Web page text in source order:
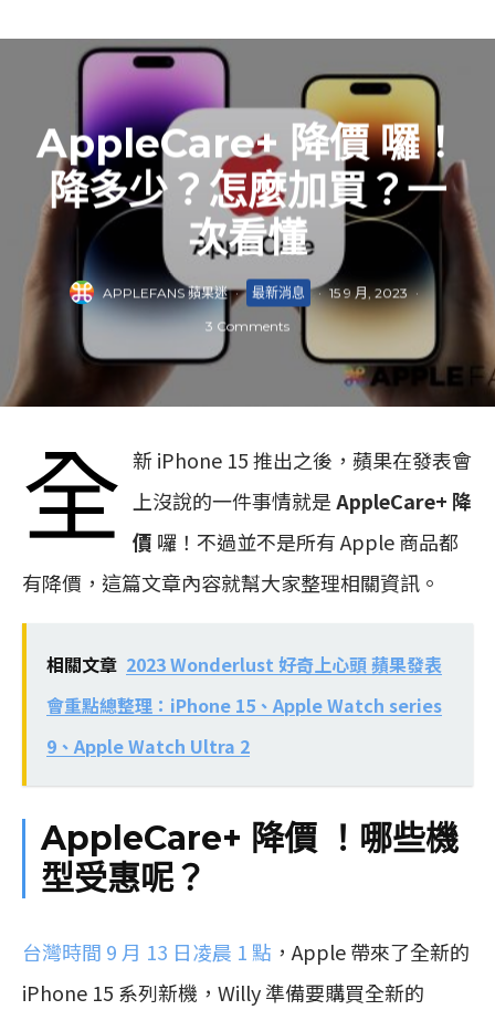
AppleCare+ 降價 囉！
降多少？怎麼加買？一
次看懂
APPLEFANS 蘋果迷 · 最新消息 · 15 9 月, 2023 ·
3 Comments
全 新 iPhone 15 推出之後，蘋果在發表會
上沒說的一件事情就是AppleCare+ 降
價 囉！不過並不是所有 Apple 商品都
有降價，這篇文章內容就幫大家整理相關資訊。
相關文章 2023 Wonderlust 好奇上心頭 蘋果發表
會重點總整理：iPhone 15、Apple Watch series
9、Apple Watch Ultra 2
AppleCare+ 降價 ！哪些機
型受惠呢？
台灣時間 9 月 13 日凌晨 1 點 ，Apple 帶來了全新的
iPhone 15 系列新機，Willy 準備要購買全新的